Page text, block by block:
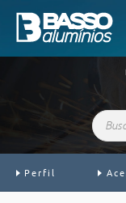
Perfil